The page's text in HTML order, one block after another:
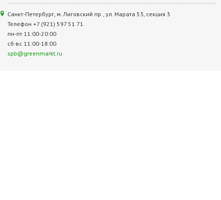
Санкт-Петербург, м. Лиговский пр., ул. Марата 53, секция 3
Телефон +7 (921) 597 51 71
пн-пт 11:00-20:00
сб-вс 11:00-18:00
spb@greenmarkt.ru